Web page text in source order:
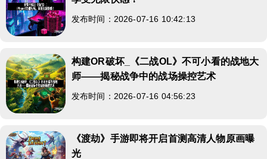
发布时间：2026-07-16 10:42:13
构建OR破坏_《二战OL》不可小看的战地大
师——揭秘战争中的战场操控艺术
发布时间：2026-07-16 04:56:23
《渡劫》手游即将开启首测高清人物原画曝
光